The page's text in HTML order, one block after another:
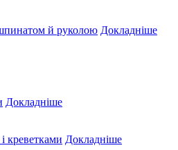
й руколою Докладніше
Докладніше
креветками Докладніше